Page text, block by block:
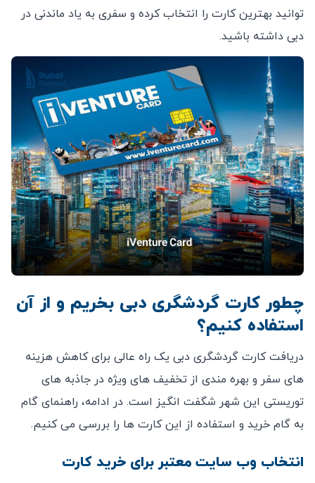
توانید بهترین کارت را انتخاب کرده و سفری به ‌یاد ماندنی در
دبی داشته باشید.
چطور کارت گردشگری دبی بخریم و از آن
استفاده کنیم؟
دریافت کارت گردشگری دبی یک راه عالی برای کاهش هزینه‌
های سفر و بهره‌ مندی از تخفیف‌ های ویژه در جاذبه ‌های
توریستی این شهر شگفت ‌انگیز است. در ادامه، راهنمای گام
‌به ‌گام خرید و استفاده از این کارت ‌ها را بررسی می ‌کنیم.
انتخاب وب ‌سایت معتبر برای خرید کارت